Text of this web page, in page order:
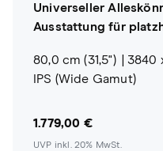
Universeller
Ausstattung für
80,0 cm (31,5")
3840
IPS (Wide Gamut)
1.779,00 €
UVP inkl. 20% MwSt.